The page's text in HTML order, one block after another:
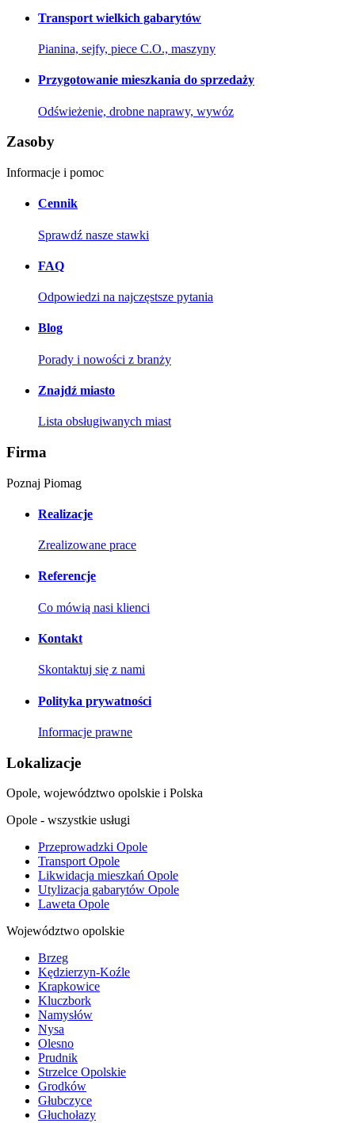
Transport wielkich gabarytów
Pianina, sejfy, piece C.O., maszyny
Przygotowanie mieszkania do sprzedaży
Odświeżenie, drobne naprawy, wywóz
Zasoby
Informacje i pomoc
Cennik
Sprawdź nasze stawki
FAQ
Odpowiedzi na najczęstsze pytania
Blog
Porady i nowości z branży
Znajdź miasto
Lista obsługiwanych miast
Firma
Poznaj Piomag
Realizacje
Zrealizowane prace
Referencje
Co mówią nasi klienci
Kontakt
Skontaktuj się z nami
Polityka prywatności
Informacje prawne
Lokalizacje
Opole, województwo opolskie i Polska
Opole - wszystkie usługi
Przeprowadzki Opole
Transport Opole
Likwidacja mieszkań Opole
Utylizacja gabarytów Opole
Laweta Opole
Województwo opolskie
Brzeg
Kędzierzyn-Koźle
Krapkowice
Kluczbork
Namysłów
Nysa
Olesno
Prudnik
Strzelce Opolskie
Grodków
Głubczyce
Głuchołazy